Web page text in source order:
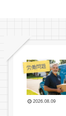
労働問題
2026.08.09